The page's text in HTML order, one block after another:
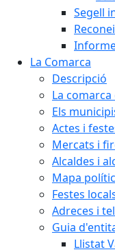
Segell
La Comarca
Descripció
La
Els
Actes i
Mercats i
Alcaldes i
Mapa polític
Festes
Adreces i
Guia
Llistat